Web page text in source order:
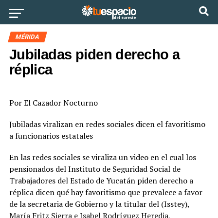
MÉRIDA
Jubiladas piden derecho a
réplica
Por El Cazador Nocturno
Jubiladas viralizan en redes sociales dicen el favoritismo
a funcionarios estatales
En las redes sociales se viraliza un video en el cual los
pensionados del Instituto de Seguridad Social de
Trabajadores del Estado de Yucatán piden derecho a
réplica dicen qué hay favoritismo que prevalece a favor
de la secretaria de Gobierno y la titular del (Isstey),
María Fritz Sierra e Isabel Rodríguez Heredia,
Ir a la versión móvil